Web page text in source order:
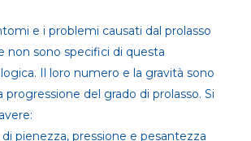
e i problemi causati dal prolasso
non sono specifici di questa
Il loro numero e la gravità sono
progressione del grado di prolasso. Si
pienezza, pressione e pesantezza